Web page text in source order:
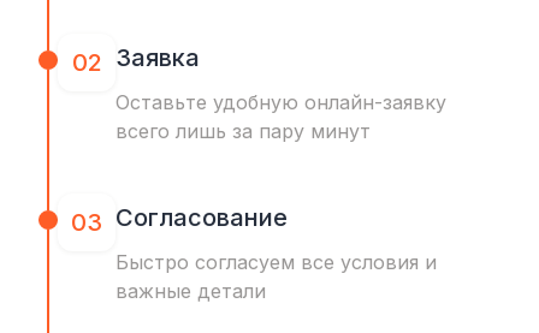
02 Заявка
Оставьте удобную онлайн-заявку
всего лишь за пару минут
03 Согласование
Быстро согласуем все условия и
важные детали